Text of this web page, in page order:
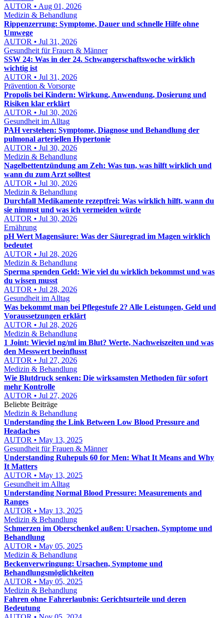
AUTOR • Aug 01, 2026
Medizin & Behandlung
Rippenzerrung: Symptome, Dauer und schnelle Hilfe ohne
Umwege
AUTOR • Jul 31, 2026
Gesundheit für Frauen & Männer
SSW 24: Was in der 24. Schwangerschaftswoche wirklich
wichtig ist
AUTOR • Jul 31, 2026
Prävention & Vorsorge
Propolis bei Kindern: Wirkung, Anwendung, Dosierung und
Risiken klar erklärt
AUTOR • Jul 30, 2026
Gesundheit im Alltag
PAH verstehen: Symptome, Diagnose und Behandlung der
pulmonal arteriellen Hypertonie
AUTOR • Jul 30, 2026
Medizin & Behandlung
Nagelbettentzündung am Zeh: Was tun, was hilft wirklich und
wann du zum Arzt solltest
AUTOR • Jul 30, 2026
Medizin & Behandlung
Durchfall Medikamente rezeptfrei: Was wirklich hilft, wann du
sie nimmst und was ich vermeiden würde
AUTOR • Jul 30, 2026
Ernährung
pH Wert Magensäure: Was der Säuregrad im Magen wirklich
bedeutet
AUTOR • Jul 28, 2026
Medizin & Behandlung
Sperma spenden Geld: Wie viel du wirklich bekommst und was
du wissen musst
AUTOR • Jul 28, 2026
Gesundheit im Alltag
Was bekommt man bei Pflegestufe 2? Alle Leistungen, Geld und
Voraussetzungen erklärt
AUTOR • Jul 28, 2026
Medizin & Behandlung
1 Joint: Wieviel ng/ml im Blut? Werte, Nachweiszeiten und was
den Messwert beeinflusst
AUTOR • Jul 27, 2026
Medizin & Behandlung
Wie Blutdruck senken: Die wirksamsten Methoden für sofort
mehr Kontrolle
AUTOR • Jul 27, 2026
Beliebte Beiträge
Medizin & Behandlung
Understanding the Link Between Low Blood Pressure and
Headaches
AUTOR • May 13, 2025
Gesundheit für Frauen & Männer
Understanding Ruhepuls 60 for Men: What It Means and Why
It Matters
AUTOR • May 13, 2025
Gesundheit im Alltag
Understanding Normal Blood Pressure: Measurements and
Ranges
AUTOR • May 13, 2025
Medizin & Behandlung
Schmerzen im Oberschenkel außen: Ursachen, Symptome und
Behandlung
AUTOR • May 05, 2025
Medizin & Behandlung
Beckenverwringung: Ursachen, Symptome und
Behandlungsmöglichkeiten
AUTOR • May 05, 2025
Medizin & Behandlung
Fahren ohne Fahrerlaubnis: Gerichtsurteile und deren
Bedeutung